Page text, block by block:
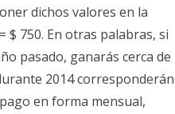
dichos valores en la
$ 750. En otras palabras, si
pasado, ganarás cerca de
2014 corresponderán
en forma mensual,